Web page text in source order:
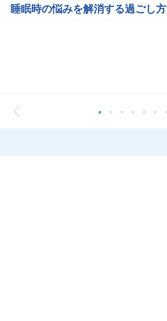
睡眠時の悩みを解消する過ごし方